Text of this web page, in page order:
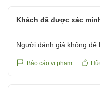
Khách đã được xác
Người đánh giá không để
Báo cáo vi phạm